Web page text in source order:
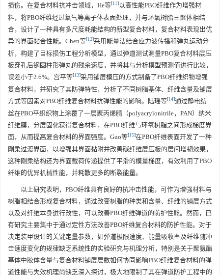
损伤。在复合材料抗冲击领域，He等[11]以高性能PBO纤维作为增强材
料，将PBO纤维经过氧气等离子体表面处理，并与环氧树脂三聚体相结
合，设计了一种具有多尺度耗能结构的新型复合材料，复合材料表现出优
异的界面黏合性能。Chen等[12]采用能量法结合应力波传播和弹丸运动分
析，构建了目标损伤工程分析模型，通过弹道测试测量PBO复合材料层压
板穿孔后钢圆柱形弹丸的残余速度，并将其与分析模型预测值进行比较，
误差小于2.6%。宫平等[13]采用铺层模压的方式制备了PBO纤维织物增强
复合材料，并研究了其防弹特性，分析了不同树脂基体、纤维含量及铺层
方式等因素对PBO纤维复合材料抗弹性能的影响。陆瑶等[14]通过静电纺
丝在PBO平织织物上涂覆了一层聚丙烯腈（polyacrylonitrile，PAN）纳米
纤维膜，分层固化获得复合材料，在PBO纤维与环氧树脂之间形成梯度界
面，从而提高复合材料的界面强度。Guo等[15]在PBO纤维表面开发了一种
刚柔过渡界面，以增强其界面黏附并改善碳纤维层压板的层间增韧效果，
这种刚柔结构还为界面载荷传递提供了平滑的模量梯度，有效利用了PBO
纤维的优异机械性能，并耗散更多的断裂能量。
以上研究表明，PBO纤维具有良好的抗冲击性能，可作为增强材料与
树脂相结合形成复合材料，通过改变树脂的种类和含量、纤维的铺层方式
以及对纤维本身进行改性，可以改善PBO纤维弹道的防护性能。然而，已
有研究主要集中于通过定性方法改善PBO纤维复合材料的防护性能。对于
决定装甲设计的关键定量参数，如弹道极限速度、能量吸收率及纤维随冲
击速度变化的规律缺乏系统性的实验研究与机理分析，特别是关于聚氨酯
基体中胶体含量与复合材料铺层层数如何协同影响PBO纤维复合材料的弹
道性能与失效机理尚缺乏深入探讨，极大地限制了其在弹道防护工程中的